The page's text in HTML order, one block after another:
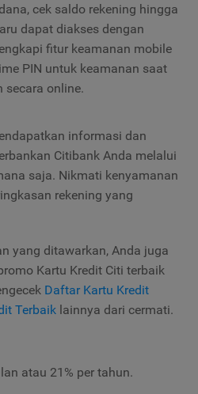
cek saldo rekening hingga
dapat diakses dengan
fitur keamanan mobile
PIN untuk keamanan saat
secara online.
informasi dan
Citibank Anda melalui
saja. Nikmati kenyamanan
rekening yang
yang ditawarkan, Anda juga
Kartu Kredit Citi terbaik
Daftar Kartu Kredit
Terbaik lainnya dari cermati.
atau 21% per tahun.